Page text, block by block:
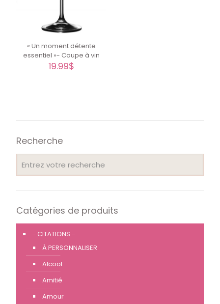
« Un moment détente
essentiel »- Coupe à vin
19.99$
Recherche
Catégories de produits
- CITATIONS -
À PERSONNALISER
Alcool
Amitié
Amour